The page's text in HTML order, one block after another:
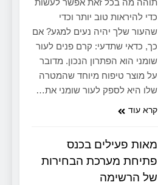
תוהה מה בכל זאת אפשר לעשות
כדי להיראות טוב יותר וכדי
שהעור שלך יהיה נעים למגע? אם
כך, כדאי שתדעי: קרם פנים לעור
שומני הוא הפתרון הנכון. מדובר
על מוצר טיפוח מיוחד שהמטרה
שלו היא לספק לעור שומני את…
קרא עוד
מאות פעילים בכנס
פתיחת מערכת הבחירות
של הרשימה